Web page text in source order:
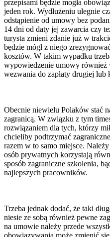
przepisami będzie mogła
jeden rok. Wydłużeniu ulegnie
odstąpienie od umowy bez
14 dni od daty jej zawarcia czy
turysta zmieni zdanie już w
będzie mógł z niego
kosztów. W takim wypadku
wypowiedzenie umowy również
wezwania do zapłaty drugiej lub
Obecnie niewielu Polaków stać
zagranicą. W związku z tym
rozwiązaniem dla tych, którzy
chcieliby podtrzymać
razem w to samo miejsce.
osób prywatnych korzystają
sposób zagraniczne szkolenia,
najlepszych pracowników.
Trzeba jednak dodać, że taki
niesie ze sobą również pewne
na umowie należy przede
obowiązywania może zmienić